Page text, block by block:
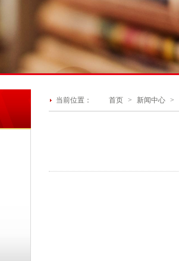
当前位置： 首页 > 新闻中心 >